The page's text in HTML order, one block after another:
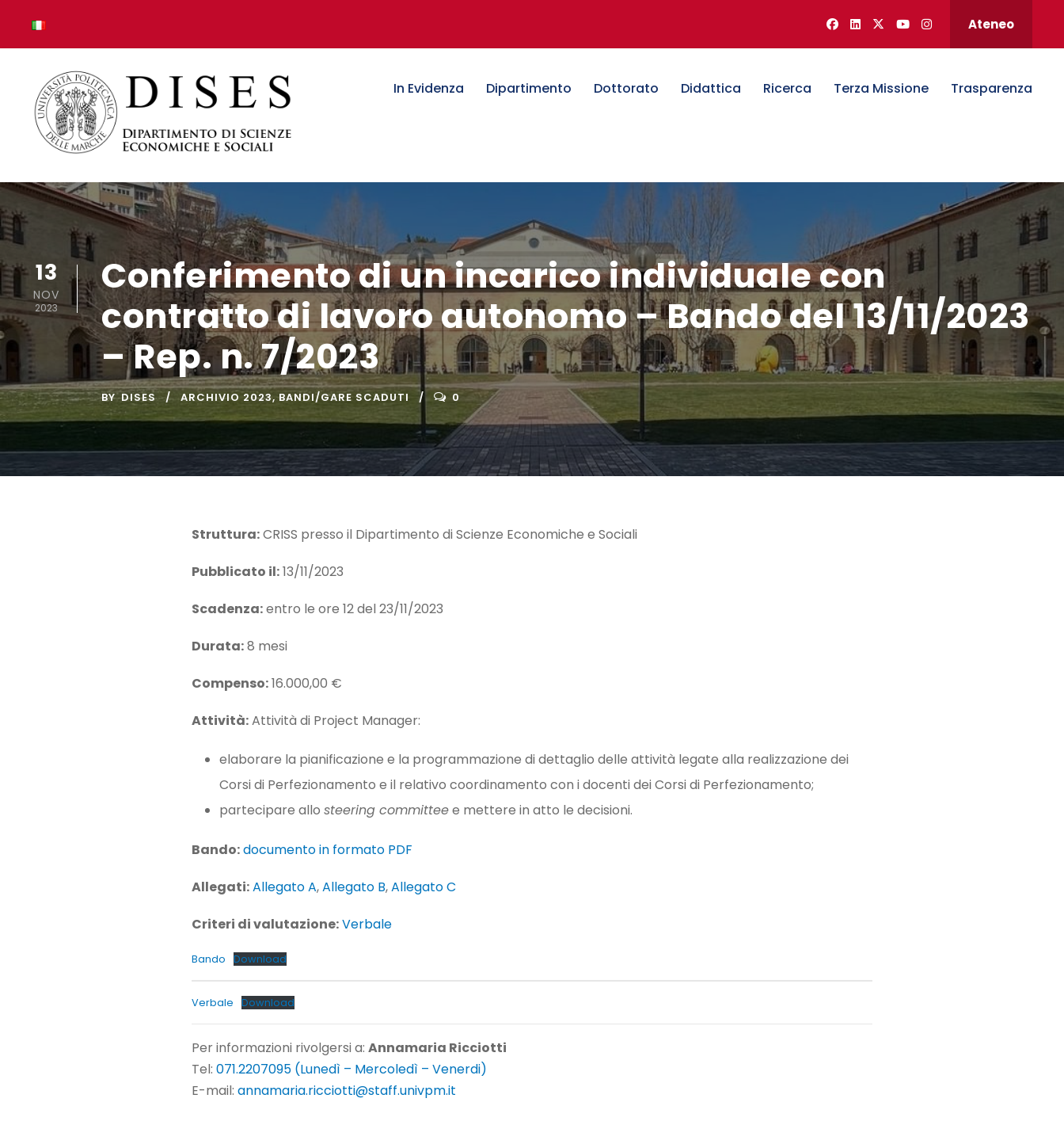
Ateneo
In Evidenza Dipartimento Dottorato Didattica Ricerca Terza Missione Trasparenza
13
NOV
2023
Conferimento di un incarico individuale con
contratto di lavoro autonomo – Bando del 13/11/2023
– Rep. n. 7/2023
BY DISES ARCHIVIO 2023, BANDI/GARE SCADUTI 0
Struttura:CRISS presso il Dipartimento di Scienze Economiche e Sociali
Pubblicato il:13/11/2023
Scadenza:entro le ore 12 del 23/11/2023
Durata:8 mesi
Compenso:16.000,00 €
Attività:Attività di Project Manager:
elaborare la pianificazione e la programmazione di dettaglio delle attività legate alla realizzazione dei
Corsi di Perfezionamento e il relativo coordinamento con i docenti dei Corsi di Perfezionamento;
partecipare allo steering committeee mettere in atto le decisioni.
Bando:documento in formato PDF
Allegati:Allegato A,Allegato B,Allegato C
Criteri di valutazione:Verbale
Bando Download
Verbale Download
Per informazioni rivolgersi a: Annamaria Ricciotti
Tel: 071.2207095 (Lunedì – Mercoledì – Venerdi)
E-mail: annamaria.ricciotti@staff.univpm.it